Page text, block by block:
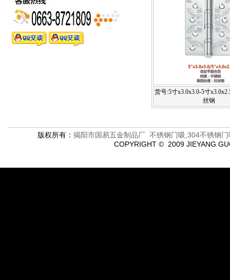
货号:5寸x3.0x3.0-5寸
丝钢
版权所有： 揭阳市国易五金制品厂 不锈钢门吸,304不锈钢
COPYRIGHT © 2009 JIEYANG